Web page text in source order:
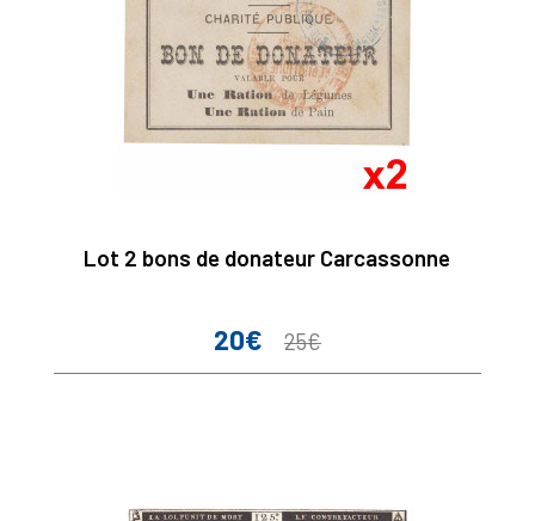
Lot 2 bons de donateur Carcassonne
Prix
20€
Prix
25€